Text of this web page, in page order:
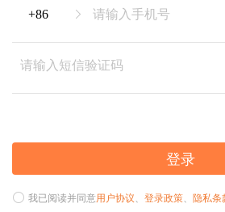
登录
我已阅读并同意用户协议、 登录政策、 隐私条